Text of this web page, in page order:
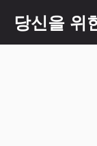
content
당신을 위